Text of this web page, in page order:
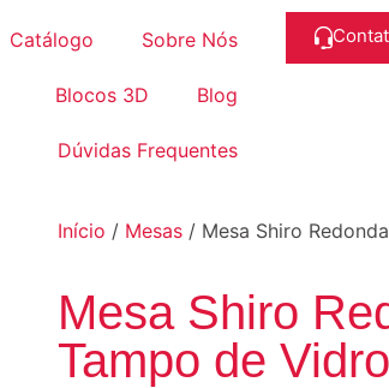
Catálogo Sobre Nós
Blocos 3D Blog
Dúvidas Frequentes
Início / Mesas / Mesa Shiro
Mesa Shiro
Tampo de Vidro